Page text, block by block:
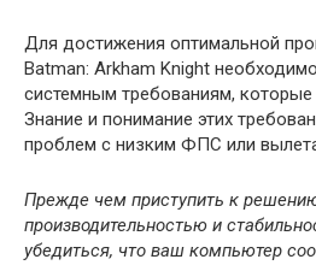
Для достижения оптимальной
Batman: Arkham Knight
системным требованиям, которые
Знание и понимание этих
проблем с низким ФПС или
Прежде чем приступить к
производительностью и
убедиться, что ваш компьютер